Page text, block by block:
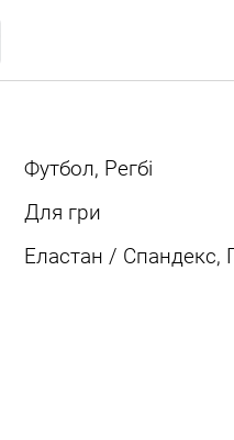
Футбол, Регбі
Для гри
Еластан / Спандекс,